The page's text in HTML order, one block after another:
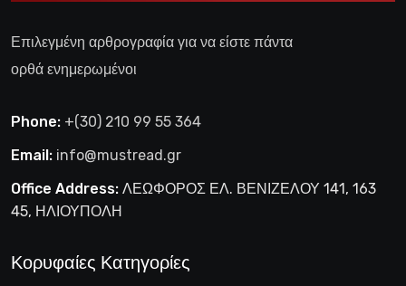
Επιλεγμένη αρθρογραφία για να είστε πάντα
ορθά ενημερωμένοι
Phone: +(30) 210 99 55 364
Email: info@mustread.gr
Office Address: ΛΕΩΦΟΡΟΣ ΕΛ. ΒΕΝΙΖΕΛΟΥ 141, 163
45, ΗΛΙΟΥΠΟΛΗ
Κορυφαίες Κατηγορίες